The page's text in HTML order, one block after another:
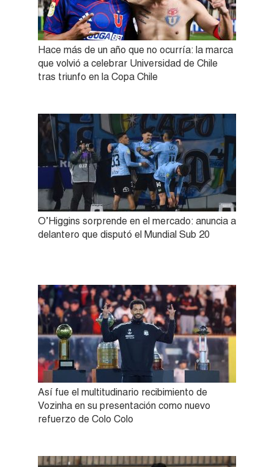
Hace más de un año que no ocurría: la marca
que volvió a celebrar Universidad de Chile
tras triunfo en la Copa Chile
O’Higgins sorprende en el mercado: anuncia a
delantero que disputó el Mundial Sub 20
Así fue el multitudinario recibimiento de
Vozinha en su presentación como nuevo
refuerzo de Colo Colo